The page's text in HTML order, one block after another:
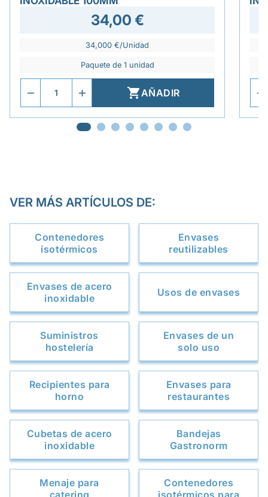
34,00 €
34,000 €/Unidad
Paquete de 1 unidad
AÑADIR
VER MÁS ARTÍCULOS DE:
Contenedores
isotérmicos
Envases
reutilizables
Envases de acero
inoxidable
Usos de envases
Suministros
hostelería
Envases de un
solo uso
Recipientes para
horno
Envases para
restaurantes
Cubetas de acero
inoxidable
Bandejas
Gastronorm
Menaje para
catering
Contenedores
isotérmicos para